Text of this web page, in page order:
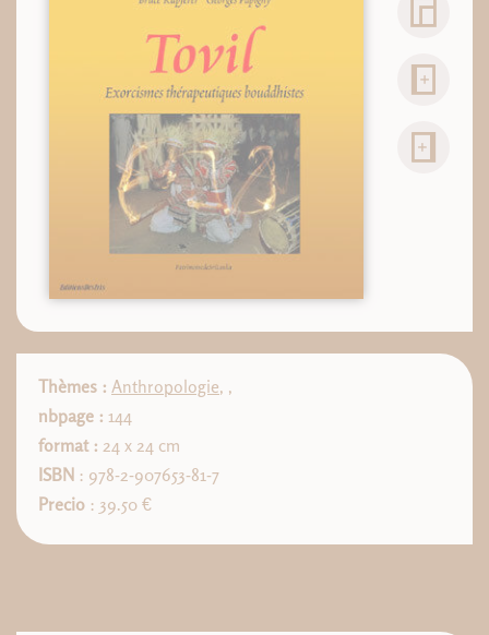
Thèmes : Anthropologie, ,
nbpage : 144
format : 24 x 24 cm
ISBN : 978-2-907653-81-7
Precio : 39.50 €